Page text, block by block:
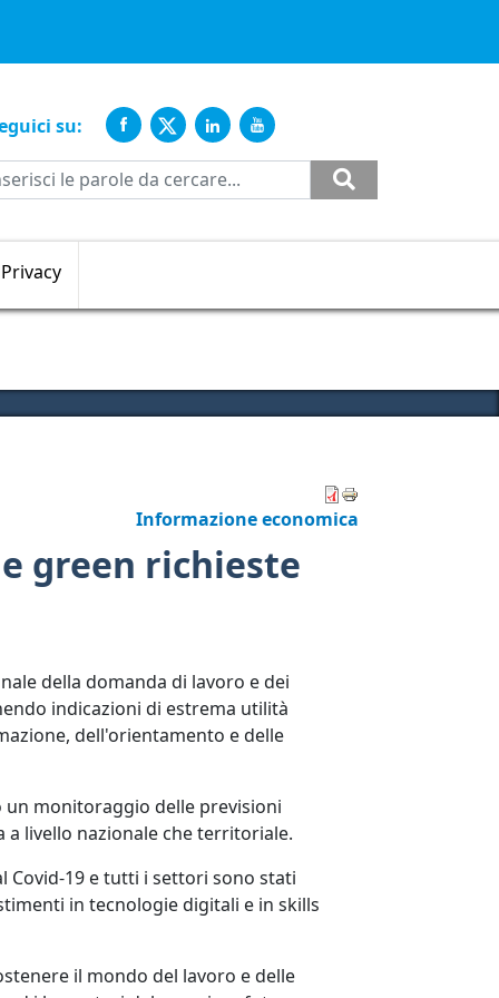
su:
Cerca
Privacy
Informazione economica
green richieste
della domanda di lavoro e dei
indicazioni di estrema utilità
dell'orientamento e delle
un monitoraggio delle previsioni
a livello nazionale che territoriale.
Covid-19 e tutti i settori sono stati
in tecnologie digitali e in skills
il mondo del lavoro e delle